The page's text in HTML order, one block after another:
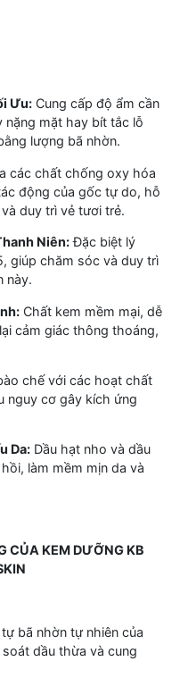
Ưu: Cung cấp độ ẩm cần
mặt hay bít tắc lỗ
lượng bã nhờn.
các chất chống oxy hóa
động của gốc tự do, hỗ
duy trì vẻ tươi trẻ.
Niên:Đặc biệt lý
giúp chăm sóc và duy trì
này.
Chất kem mềm mại, dễ
cảm giác thông thoáng,
chế với các hoạt chất
nguy cơ gây kích ứng
Da: Dầu hạt nho và dầu
làm mềm mịn da và
CỦA KEM DƯỠNG KB
bã nhờn tự nhiên của
dầu thừa và cung